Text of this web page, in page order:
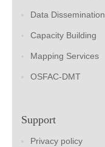
Data Dissemination
Capacity Building
Mapping Services
OSFAC-DMT
Support
Privacy policy